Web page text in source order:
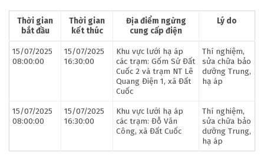
Thời gian
bắt đầu
Thời gian
kết thúc
Địa điểm ngừng
cung cấp điện
Lý do
15/07/2025
08:00:00
15/07/2025
16:30:00
Khu vực lưới hạ áp
các trạm: Gốm Sứ Đất
Cuốc 2 và trạm NT Lê
Quang Điện 1, xã Đất
Cuốc
Thí nghiệm,
sửa chữa bảo
dưỡng Trung,
hạ áp
15/07/2025
08:00:00
15/07/2025
16:30:00
Khu vực lưới hạ áp
các trạm: Đỗ Văn
Công, xã Đất Cuốc
Thí nghiệm,
sửa chữa bảo
dưỡng Trung,
hạ áp